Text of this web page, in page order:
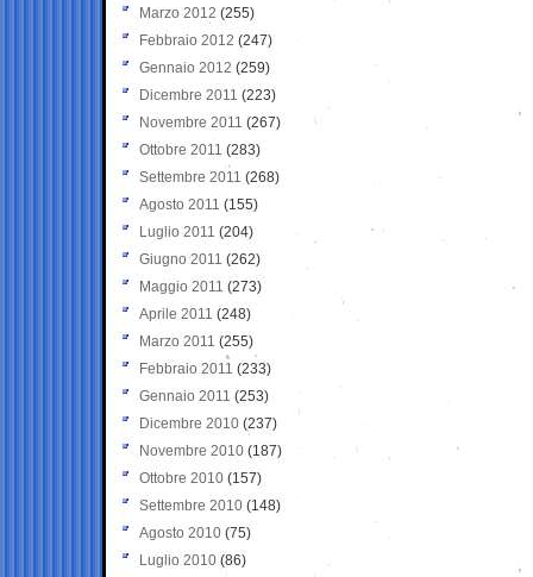
Marzo 2012 (255)
Febbraio 2012 (247)
Gennaio 2012 (259)
Dicembre 2011 (223)
Novembre 2011 (267)
Ottobre 2011 (283)
Settembre 2011 (268)
Agosto 2011 (155)
Luglio 2011 (204)
Giugno 2011 (262)
Maggio 2011 (273)
Aprile 2011 (248)
Marzo 2011 (255)
Febbraio 2011 (233)
Gennaio 2011 (253)
Dicembre 2010 (237)
Novembre 2010 (187)
Ottobre 2010 (157)
Settembre 2010 (148)
Agosto 2010 (75)
Luglio 2010 (86)